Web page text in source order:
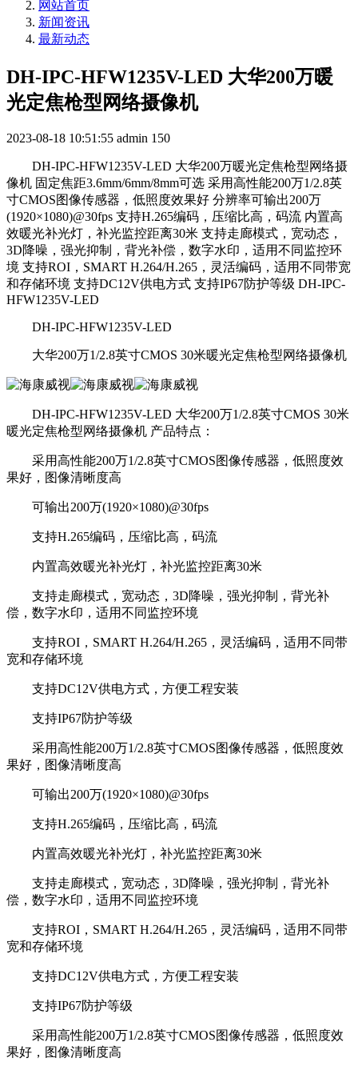
网站首页
新闻资讯
最新动态
DH-IPC-HFW1235V-LED 大华200万暖
光定焦枪型网络摄像机
2023-08-18 10:51:55 admin 150
DH-IPC-HFW1235V-LED 大华200万暖光定焦枪型网络摄
像机 固定焦距3.6mm/6mm/8mm可选 采用高性能200万1/2.8英
寸CMOS图像传感器，低照度效果好 分辨率可输出200万
(1920×1080)@30fps 支持H.265编码，压缩比高，码流 内置高
效暖光补光灯，补光监控距离30米 支持走廊模式，宽动态，
3D降噪，强光抑制，背光补偿，数字水印，适用不同监控环
境 支持ROI，SMART H.264/H.265，灵活编码，适用不同带宽
和存储环境 支持DC12V供电方式 支持IP67防护等级 DH-IPC-
HFW1235V-LED
DH-IPC-HFW1235V-LED
大华200万1/2.8英寸CMOS 30米暖光定焦枪型网络摄像机
DH-IPC-HFW1235V-LED 大华200万1/2.8英寸CMOS 30米
暖光定焦枪型网络摄像机 产品特点：
采用高性能200万1/2.8英寸CMOS图像传感器，低照度效
果好，图像清晰度高
可输出200万(1920×1080)@30fps
支持H.265编码，压缩比高，码流
内置高效暖光补光灯，补光监控距离30米
支持走廊模式，宽动态，3D降噪，强光抑制，背光补
偿，数字水印，适用不同监控环境
支持ROI，SMART H.264/H.265，灵活编码，适用不同带
宽和存储环境
支持DC12V供电方式，方便工程安装
支持IP67防护等级
采用高性能200万1/2.8英寸CMOS图像传感器，低照度效
果好，图像清晰度高
可输出200万(1920×1080)@30fps
支持H.265编码，压缩比高，码流
内置高效暖光补光灯，补光监控距离30米
支持走廊模式，宽动态，3D降噪，强光抑制，背光补
偿，数字水印，适用不同监控环境
支持ROI，SMART H.264/H.265，灵活编码，适用不同带
宽和存储环境
支持DC12V供电方式，方便工程安装
支持IP67防护等级
采用高性能200万1/2.8英寸CMOS图像传感器，低照度效
果好，图像清晰度高